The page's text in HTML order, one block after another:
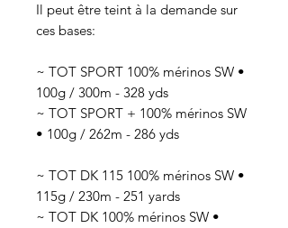
Il peut être teint à la demande sur
ces bases:
~ TOT SPORT 100% mérinos SW •
100g / 300m - 328 yds
~ TOT SPORT + 100% mérinos SW
• 100g / 262m - 286 yds
~ TOT DK 115 100% mérinos SW •
115g / 230m - 251 yards
~ TOT DK 100% mérinos SW •